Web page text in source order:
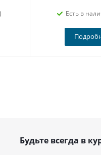
Есть в
Будьте всегда в